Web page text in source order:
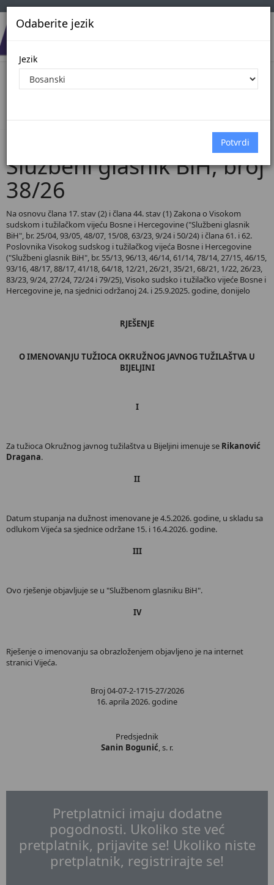
Odaberite jezik
Jezik
Pregled Dokumenata| Broj 38/26
Službeni glasnik BiH, broj
38/26
Na osnovu člana 17. stav (2) i člana 44. stav (1) Zakona o Visokom
sudskom i tužilačkom vijeću Bosne i Hercegovine ("Službeni glasnik
BiH", br. 25/04, 93/05, 48/07, 15/08, 63/23, 9/24 i 50/24) i člana 61. i 62.
Poslovnika Visokog sudskog i tužilačkog vijeća Bosne i Hercegovine
("Službeni glasnik BiH", br. 55/13, 96/13, 46/14, 61/14, 78/14, 27/15, 46/15,
93/16, 48/17, 88/17, 41/18, 64/18, 12/21, 26/21, 35/21, 68/21, 1/22, 26/23,
83/23, 9/24, 27/24, 72/24 i 79/25), Visoko sudsko i tužilačko vijeće Bosne i
Hercegovine je, na sjednici održanoj 24. i 25.9.2025. godine, donijelo
RJEŠENJE
O IMENOVANJU TUŽIOCA OKRUŽNOG JAVNOG TUŽILAŠTVA U
BIJELJINI
I
Za tužioca Okružnog javnog tužilaštva u Bijeljini imenuje se Rikanović
Dragana.
II
Datum stupanja na dužnost imenovane je 4.5.2026. godine, u skladu sa
odlukom Vijeća sa sjednice održane 15. i 16.4.2026. godine.
III
Ovo rješenje objavljuje se u "Službenom glasniku BiH".
IV
Rješenje o imenovanju sa obrazloženjem objavljeno je na internet
stranici Vijeća.
Broj 04-07-2-1715-27/2026
16. aprila 2026. godine
Predsjednik
Sanin Bogunić, s. r.
Pretplatnici imaju dodatne
pogodnosti. Ukoliko ste već
pretplatnik, prijavite se! Ukoliko niste
pretplatnik, registrirajte se!